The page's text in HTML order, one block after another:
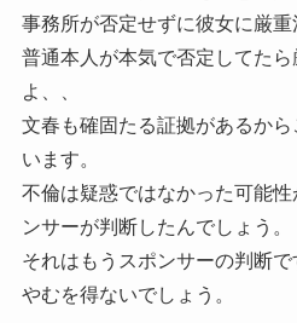
事務所が否定せずに彼女に厳
普通本人が本気で否定してた
よ、、
文春も確固たる証拠があるか
います。
不倫は疑惑ではなかった可能
ンサーが判断したんでしょう。
それはもうスポンサーの判断で
やむを得ないでしょう。